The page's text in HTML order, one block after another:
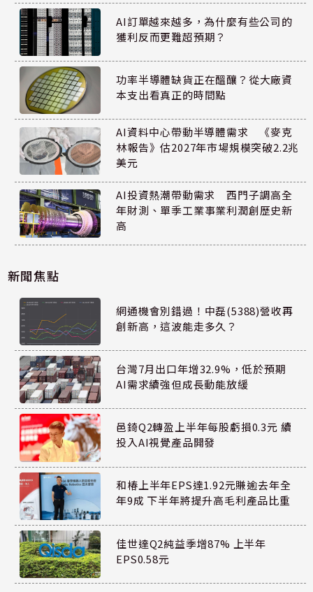
AI訂單越來越多，為什麼有些公司的
獲利反而更難超預期？
功率半導體缺貨正在醞釀？從大廠資
本支出看真正的時間點
AI資料中心帶動半導體需求 《麥克
林報告》估2027年市場規模突破2.2兆
美元
AI投資熱潮帶動需求 西門子調高全
年財測、單季工業事業利潤創歷史新
高
新聞焦點
網通機會別錯過！中磊(5388)營收再
創新高，這波能走多久？
台灣7月出口年增32.9%，低於預期
AI需求續強但成長動能放緩
邑錡Q2轉盈上半年每股虧損0.3元 續
投入AI視覺產品開發
和椿上半年EPS達1.92元賺逾去年全
年9成 下半年將提升高毛利產品比重
佳世達Q2純益季增87% 上半年
EPS0.58元